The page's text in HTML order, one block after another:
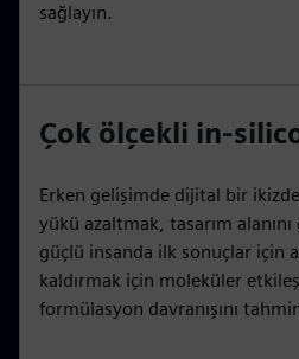
sağlayın.
Çok ölçekli in-
Erken gelişimde dijital bir
yükü azaltmak, tasarım
güçlü insanda ilk sonuçlar için
kaldırmak için moleküler
formülasyon davranışını